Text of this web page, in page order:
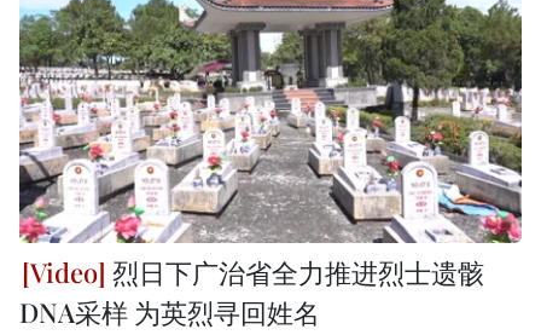
烈日下广治省全力推进烈士遗骸
DNA采样 为英烈寻回姓名